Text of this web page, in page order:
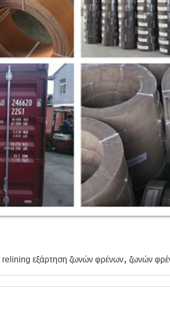
relining εξάρτηση ζωνών φρένων, ζωνών